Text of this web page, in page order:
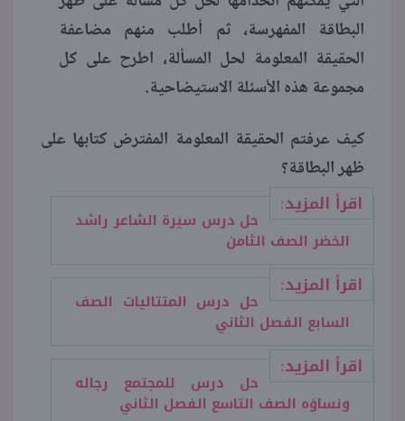
البطاقة المفهرسة، ثم أطلب منهم مضاعفة
الحقيقة المعلومة لحل المسألة، اطرح على كل
مجموعة هذه الأسئلة الاستيضاحية.
كيف عرفتم الحقيقة المعلومة المفترض كتابها على
ظهر البطاقة؟
اقرأ المزيد:
حل درس سيرة الشاعر راشد
الخضر الصف الثامن
اقرأ المزيد:
حل درس المتتاليات الصف
السابع الفصل الثاني
اقرأ المزيد:
حل درس للمجتمع رجاله
ونساؤه الصف التاسع الفصل الثاني